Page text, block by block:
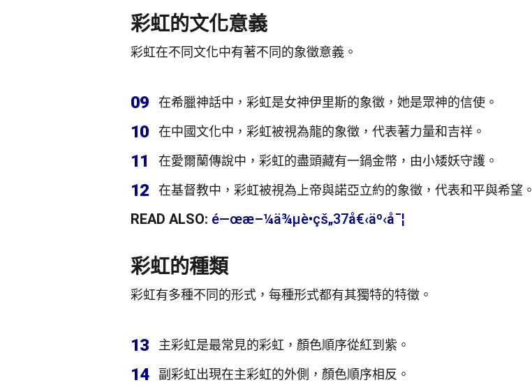
彩虹的文化意義
彩虹在不同文化中有著不同的象徵意義。
09 在希臘神話中，彩虹是女神伊里斯的象徵，她是眾神的信使。
10 在中國文化中，彩虹被視為龍的象徵，代表著力量和吉祥。
11 在愛爾蘭傳說中，彩虹的盡頭藏有一鍋金幣，由小矮妖守護。
12 在基督教中，彩虹被視為上帝與諾亞立約的象徵，代表和平與希望。
READ ALSO: é—œæ–¼ä¾µè•çš„37å€‹äº‹å¯¦
彩虹的種類
彩虹有多種不同的形式，每種形式都有其獨特的特徵。
13 主彩虹是最常見的彩虹，顏色順序從紅到紫。
14 副彩虹出現在主彩虹的外側，顏色順序相反。